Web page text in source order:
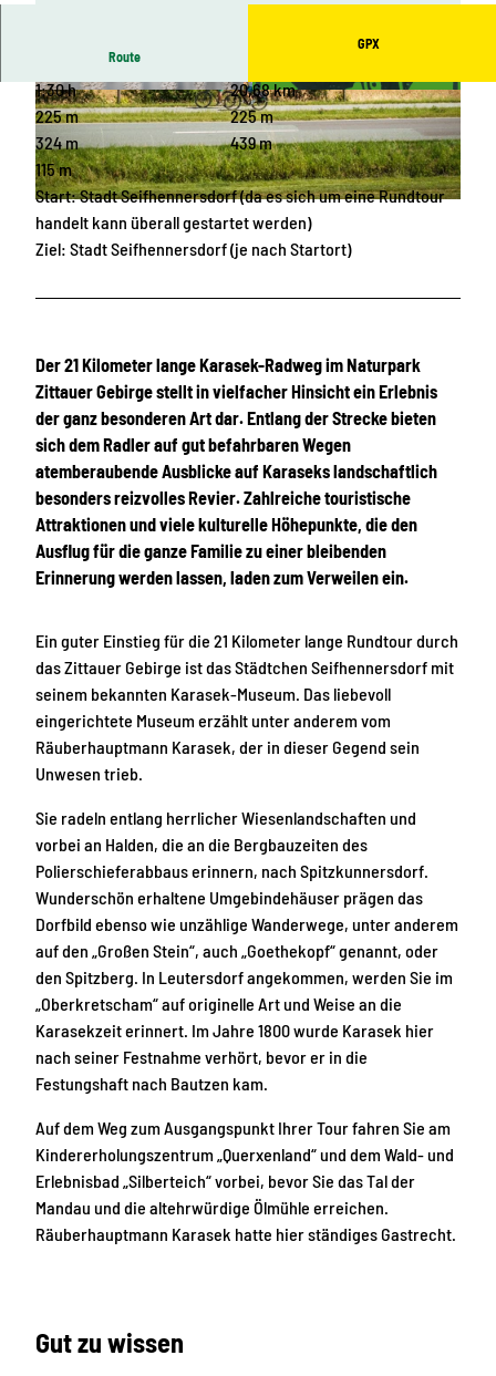
© Philipp Herfort, Das Landschaftswunderland
Oberlausitz
© Unbekannt, Entwicklungsgesellschaft Nieder
schlesische Oberlausitz mbH |CC-BY-SA
Route
GPX
1:30 h
20,68 km
225 m
225 m
324 m
439 m
115 m
Start: Stadt Seifhennersdorf (da es sich um eine Rundtour
handelt kann überall gestartet werden)
Ziel: Stadt Seifhennersdorf (je nach Startort)
Der 21 Kilometer lange Karasek-Radweg im Naturpark
Zittauer Gebirge stellt in vielfacher Hinsicht ein Erlebnis
der ganz besonderen Art dar. Entlang der Strecke bieten
sich dem Radler auf gut befahrbaren Wegen
atemberaubende Ausblicke auf Karaseks landschaftlich
besonders reizvolles Revier. Zahlreiche touristische
Attraktionen und viele kulturelle Höhepunkte, die den
Ausflug für die ganze Familie zu einer bleibenden
Erinnerung werden lassen, laden zum Verweilen ein.
Ein guter Einstieg für die 21 Kilometer lange Rundtour durch
das Zittauer Gebirge ist das Städtchen Seifhennersdorf mit
seinem bekannten Karasek-Museum. Das liebevoll
eingerichtete Museum erzählt unter anderem vom
Räuberhauptmann Karasek, der in dieser Gegend sein
Unwesen trieb.
Sie radeln entlang herrlicher Wiesenlandschaften und
vorbei an Halden, die an die Bergbauzeiten des
Polierschieferabbaus erinnern, nach Spitzkunnersdorf.
Wunderschön erhaltene Umgebindehäuser prägen das
Dorfbild ebenso wie unzählige Wanderwege, unter anderem
auf den „Großen Stein“, auch „Goethekopf“ genannt, oder
den Spitzberg. In Leutersdorf angekommen, werden Sie im
„Oberkretscham“ auf originelle Art und Weise an die
Karasekzeit erinnert. Im Jahre 1800 wurde Karasek hier
nach seiner Festnahme verhört, bevor er in die
Festungshaft nach Bautzen kam.
Auf dem Weg zum Ausgangspunkt Ihrer Tour fahren Sie am
Kindererholungszentrum „Querxenland“ und dem Wald- und
Erlebnisbad „Silberteich“ vorbei, bevor Sie das Tal der
Mandau und die altehrwürdige Ölmühle erreichen.
Räuberhauptmann Karasek hatte hier ständiges Gastrecht.
Gut zu wissen